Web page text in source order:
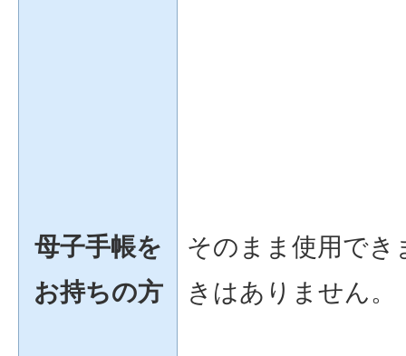
母子手帳を
お持ちの方
そのまま使用でき
きはありません。